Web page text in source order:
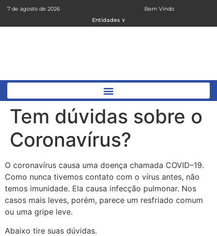
7 de agosto de 2026
Bem Vindo
Entidades ∨
Tem dúvidas sobre o
Coronavírus?
O coronavírus causa uma doença chamada COVID–19.
Como nunca tivemos contato com o vírus antes, não
temos imunidade. Ela causa infecção pulmonar. Nos
casos mais leves, porém, parece um resfriado comum
ou uma gripe leve.
Abaixo tire suas dúvidas.